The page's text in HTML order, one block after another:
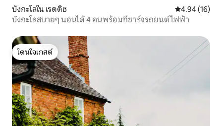
บังกะโลใน เรดดิช คะแนนเฉลี่ย
4.94 (16)
บังกะโลสบายๆ นอนได้ 4 คนพร้อมที่ชาร์จรถยนต์ไฟฟ้า
โดนใจเกสต์
โดนใจเกสต์